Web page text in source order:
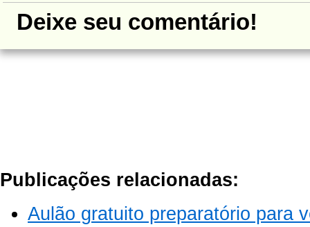
Deixe seu comentário!
Publicações relacionadas:
Aulão gratuito preparatório para